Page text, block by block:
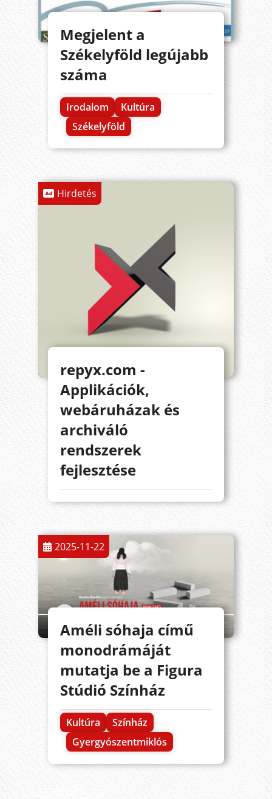
Megjelent a
Székelyföld legújabb
száma
Irodalom
Kultúra
Székelyföld
Hirdetés
repyx.com -
Applikációk,
webáruházak és
archiváló
rendszerek
fejlesztése
2025-11-22
Améli sóhaja című
monodrámáját
mutatja be a Figura
Stúdió Színház
Kultúra
Színház
Gyergyószentmiklós